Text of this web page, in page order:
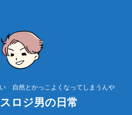
自然とかっこよくなってしまうんや
ロジ男の日常